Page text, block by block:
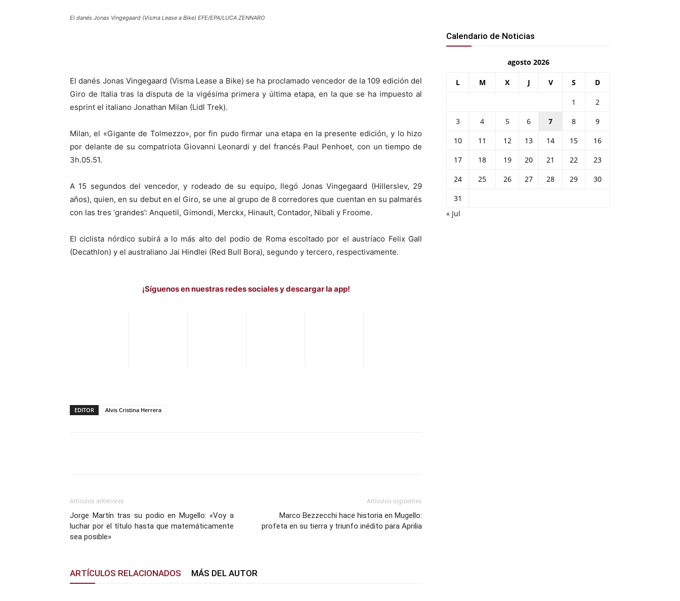
El danés Jonas Vingegaard (Visma Lease a Bike) EFE/EPA/LUCA ZENNARO
El danés Jonas Vingegaard (Visma Lease a Bike) se ha proclamado vencedor de la 109 edición del
Giro de Italia tras la disputa de la vigésima primera y última etapa, en la que se ha impuesto al
esprint el italiano Jonathan Milan (Lidl Trek).
Milan, el «Gigante de Tolmezzo», por fin pudo firmar una etapa en la presente edición, y lo hizo
por delante de su compatriota Giovanni Leonardi y del francés Paul Penhoet, con un tiempo de
3h.05.51.
A 15 segundos del vencedor, y rodeado de su equipo, llegó Jonas Vingegaard (Hillerslev, 29
años), quien, en su debut en el Giro, se une al grupo de 8 corredores que cuentan en su palmarés
con las tres ‘grandes’: Anquetil, Gimondi, Merckx, Hinault, Contador, Nibali y Froome.
El ciclista nórdico subirá a lo más alto del podio de Roma escoltado por el austríaco Felix Gall
(Decathlon) y el australiano Jai Hindlei (Red Bull Bora), segundo y tercero, respectivamente.
¡Síguenos en nuestras redes sociales y descargar la app!
EDITOR Alvis Cristina Herrera
Artículos anteriores
Jorge Martín tras su podio en Mugello: «Voy a
luchar por el título hasta que matemáticamente
sea posible»
Artículos siguientes
Marco Bezzecchi hace historia en Mugello:
profeta en su tierra y triunfo inédito para Aprilia
ARTÍCULOS RELACIONADOS MÁS DEL AUTOR
Calendario de Noticias
agosto 2026
L M X J V S D
1
2
3
4 5 6 7 8
9
10
11 12 13 14 15
16
17
18 19 20 21 22
23
24
25 26 27 28 29
30
31
« Jul